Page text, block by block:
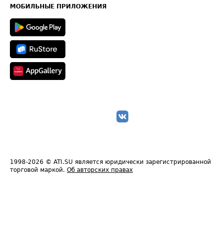
Техническая информация
МОБИЛЬНЫЕ ПРИЛОЖЕНИЯ
1998-2026 © ATI.SU является юридически зарегистрированной
торговой маркой. Об авторских правах